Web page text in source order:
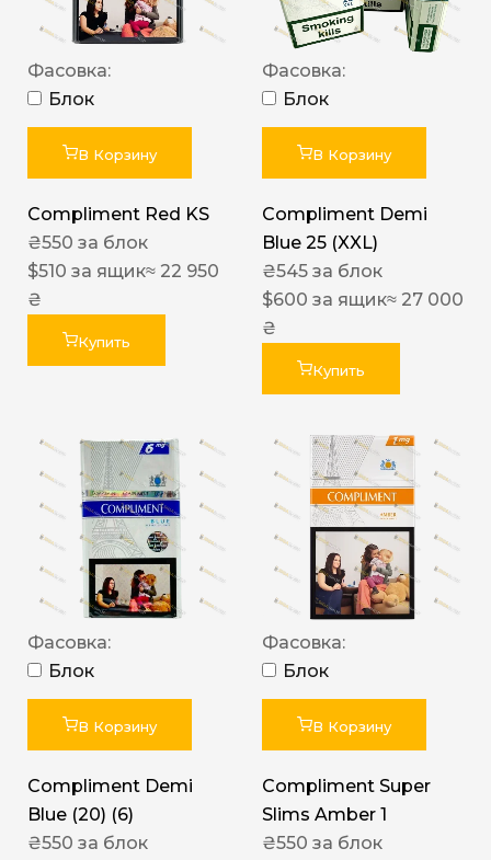
Фасовка:
Блок
В Корзину
Compliment Red KS
₴550 за блок
$510 за ящик≈ 22 950
₴
Купить
Фасовка:
Блок
В Корзину
Compliment Demi
Blue 25 (XXL)
₴545 за блок
$600 за ящик≈ 27 000
₴
Купить
Фасовка:
Блок
В Корзину
Compliment Demi
Blue (20) (6)
₴550 за блок
Фасовка:
Блок
В Корзину
Compliment Super
Slims Amber 1
₴550 за блок